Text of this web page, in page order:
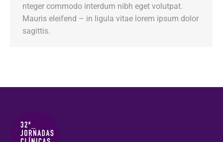
nteger commodo interdum nibh eget volutpat.
Mauris eleifend – in ligula vitae lorem ipsum dolor
sagittis.